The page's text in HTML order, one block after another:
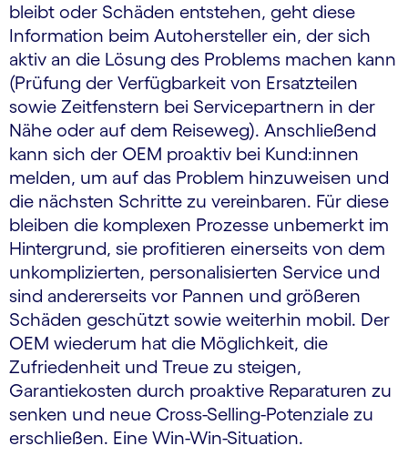
bleibt oder Schäden entstehen, geht diese
Information beim Autohersteller ein, der sich
aktiv an die Lösung des Problems machen kann
(Prüfung der Verfügbarkeit von Ersatzteilen
sowie Zeitfenstern bei Servicepartnern in der
Nähe oder auf dem Reiseweg). Anschließend
kann sich der OEM proaktiv bei Kund:innen
melden, um auf das Problem hinzuweisen und
die nächsten Schritte zu vereinbaren. Für diese
bleiben die komplexen Prozesse unbemerkt im
Hintergrund, sie profitieren einerseits von dem
unkomplizierten, personalisierten Service und
sind andererseits vor Pannen und größeren
Schäden geschützt sowie weiterhin mobil. Der
OEM wiederum hat die Möglichkeit, die
Zufriedenheit und Treue zu steigen,
Garantiekosten durch proaktive Reparaturen zu
senken und neue Cross-Selling-Potenziale zu
erschließen. Eine Win-Win-Situation.